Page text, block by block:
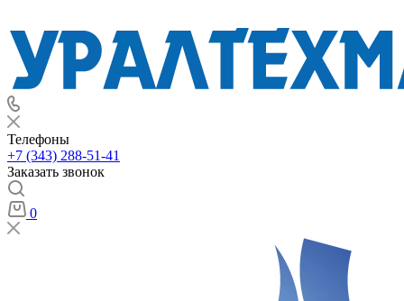
Телефоны
+7 (343) 288-51-41
Заказать звонок
0